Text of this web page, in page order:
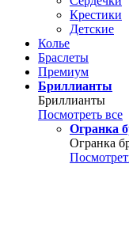
Крестики
Детские
Колье
Браслеты
Премиум
Бриллианты
Бриллианты
Посмотреть все
Огранка
Огранка